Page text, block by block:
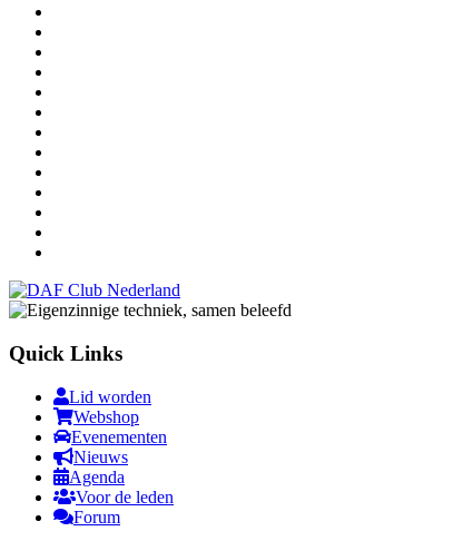
Quick Links
Lid worden
Webshop
Evenementen
Nieuws
Agenda
Voor de leden
Forum